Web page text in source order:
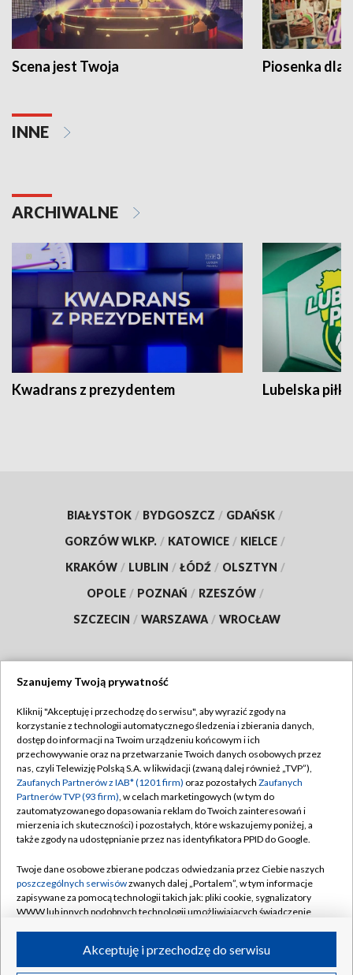
Scena jest Twoja Piosenka dla
INNE
ARCHIWALNE
Kwadrans z prezydentem Lubelska piłka
BIAŁYSTOK / BYDGOSZCZ / GDAŃSK /
GORZÓW WLKP. / KATOWICE / KIELCE /
KRAKÓW / LUBLIN / ŁÓDŹ / OLSZTYN /
OPOLE / POZNAŃ / RZESZÓW /
SZCZECIN / WARSZAWA / WROCŁAW
TVP
Abonament TVP
Emisja w TVP
Centrum informacji TVP
Naziemna Telewizja Cyfrowa
Rada Programowa
System NOS
Informacje o nadawcy
Program dla prasy
Regulamin TVP
Polityka prywatności
Moje zgody
Pomoc
Kontakt
Kanały
Szanujemy Twoją prywatność
Kliknij "Akceptuję i przechodzę do serwisu", aby wyrazić zgody na
korzystanie z technologii automatycznego śledzenia i zbierania danych,
dostęp do informacji na Twoim urządzeniu końcowym i ich
przechowywanie oraz na przetwarzanie Twoich danych osobowych przez
nas, czyli Telewizję Polską S.A. w likwidacji (zwaną dalej również „TVP”),
Zaufanych Partnerów z IAB* (1201 firm) oraz pozostałych Zaufanych
Partnerów TVP (93 firm), w celach marketingowych (w tym do
zautomatyzowanego dopasowania reklam do Twoich zainteresowań i
mierzenia ich skuteczności) i pozostałych, które wskazujemy poniżej, a
także zgody na udostępnianie przez nas identyfikatora PPID do Google.
Twoje dane osobowe zbierane podczas odwiedzania przez Ciebie naszych
poszczególnych serwisówzwanych dalej „Portalem”, w tym informacje
zapisywane za pomocą technologii takich jak: pliki cookie, sygnalizatory
WWW lub innych podobnych technologii umożliwiających świadczenie
ruchu w Internecie.Akceptuję i przechodzę do serwisu